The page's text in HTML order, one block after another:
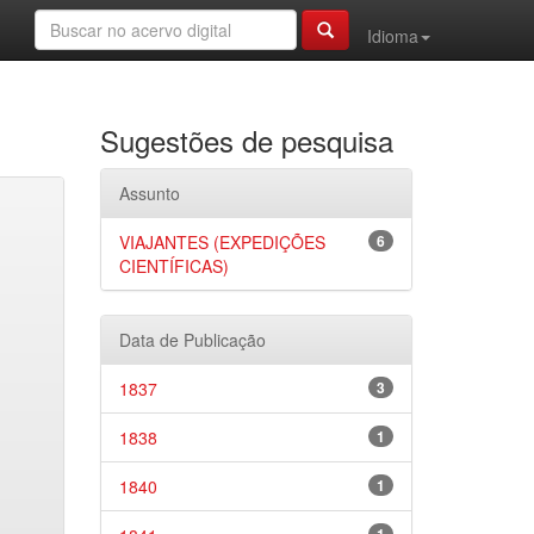
Idioma
Sugestões de pesquisa
Assunto
6
VIAJANTES (EXPEDIÇÕES
CIENTÍFICAS)
Data de Publicação
3
1837
1
1838
1
1840